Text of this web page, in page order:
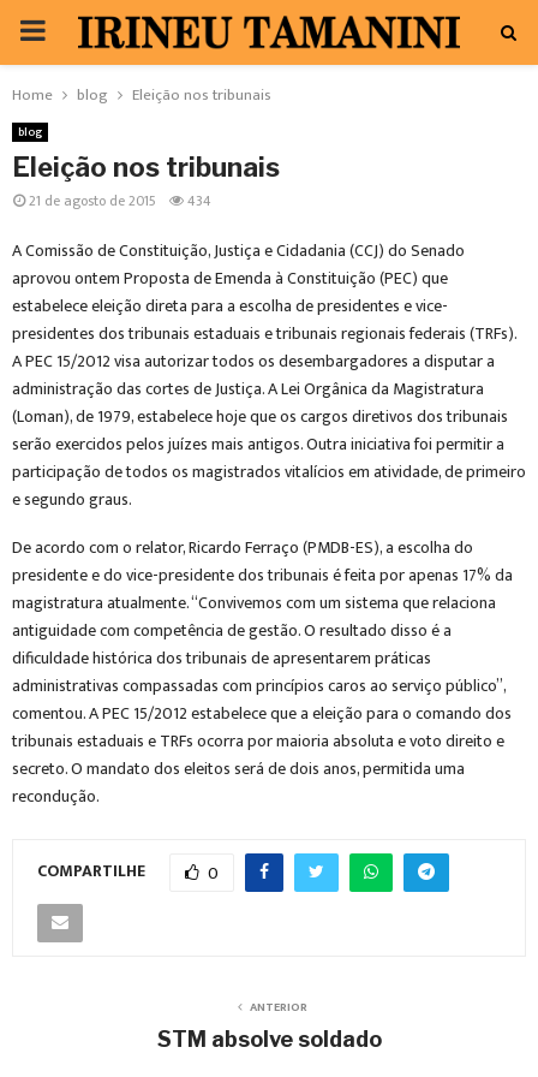
PRIMARY
MENU
Home blog Eleição nos tribunais
blog
Eleição nos tribunais
21 de agosto de 2015 434
A Comissão de Constituição, Justiça e Cidadania (CCJ) do Senado
aprovou ontem Proposta de Emenda à Constituição (PEC) que
estabelece eleição direta para a escolha de presidentes e vice-
presidentes dos tribunais estaduais e tribunais regionais federais (TRFs).
A PEC 15/2012 visa autorizar todos os desembargadores a disputar a
administração das cortes de Justiça. A Lei Orgânica da Magistratura
(Loman), de 1979, estabelece hoje que os cargos diretivos dos tribunais
serão exercidos pelos juízes mais antigos. Outra iniciativa foi permitir a
participação de todos os magistrados vitalícios em atividade, de primeiro
e segundo graus.
De acordo com o relator, Ricardo Ferraço (PMDB-ES), a escolha do
presidente e do vice-presidente dos tribunais é feita por apenas 17% da
magistratura atualmente. “Convivemos com um sistema que relaciona
antiguidade com competência de gestão. O resultado disso é a
dificuldade histórica dos tribunais de apresentarem práticas
administrativas compassadas com princípios caros ao serviço público”,
comentou. A PEC 15/2012 estabelece que a eleição para o comando dos
tribunais estaduais e TRFs ocorra por maioria absoluta e voto direito e
secreto. O mandato dos eleitos será de dois anos, permitida uma
recondução.
COMPARTILHE 0
ANTERIOR
STM absolve soldado